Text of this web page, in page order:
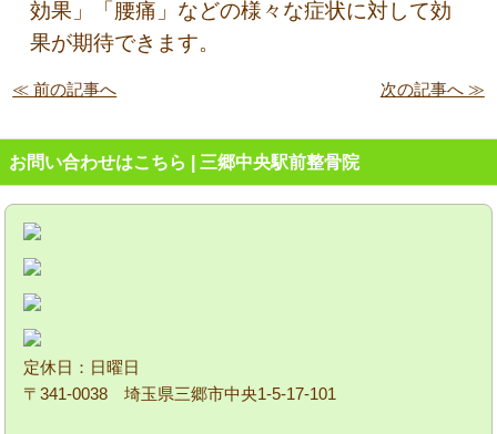
効果」「腰痛」などの様々な症状に対して効
果が期待できます。
≪ 前の記事へ 次の記事へ ≫
お問い合わせはこちら | 三郷中央駅前整骨院
定休日：日曜日
〒341-0038 埼玉県三郷市中央1-5-17-101